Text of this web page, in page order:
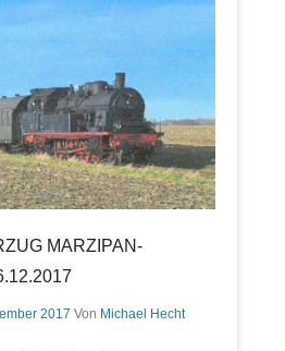
MARZIPAN-
2017 Von Michael Hecht